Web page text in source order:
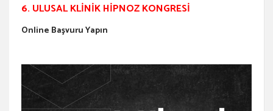
6. ULUSAL KLINIK HIPNOZ KONGRESI
Online Başvuru Yapın